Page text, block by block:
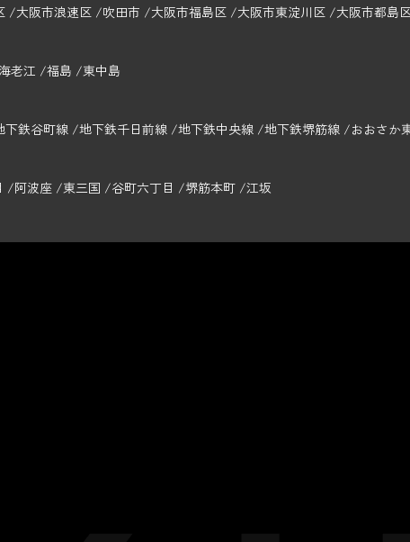
大阪市浪速区 吹田市 大阪市福島区 大阪市東淀川区 大阪市都島
海老江 福島 東中島
下鉄谷町線 地下鉄千日前線 地下鉄中央線 地下鉄堺筋線 おおさか
阿波座 東三国 谷町六丁目 堺筋本町 江坂